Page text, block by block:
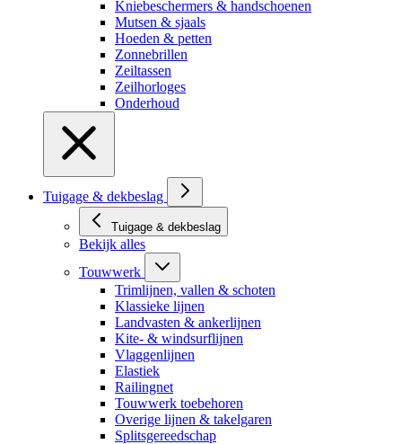
Kniebeschermers & handschoenen
Mutsen & sjaals
Hoeden & petten
Zonnebrillen
Zeiltassen
Zeilhorloges
Onderhoud
Tuigage & dekbeslag
Tuigage & dekbeslag
Bekijk alles
Touwwerk
Trimlijnen, vallen & schoten
Klassieke lijnen
Landvasten & ankerlijnen
Kite- & windsurflijnen
Vlaggenlijnen
Elastiek
Railingnet
Touwwerk toebehoren
Overige lijnen & takelgaren
Splitsgereedschap